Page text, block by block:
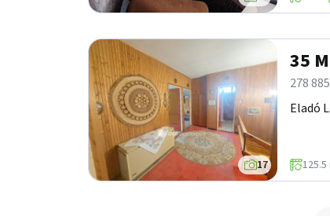
17
35
278
Eladó
125.5